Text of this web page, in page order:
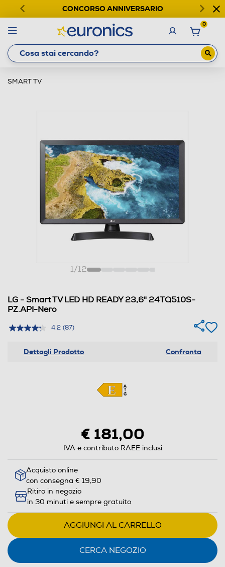
CONCORSO ANNIVERSARIO
0
SMART TV
1/12
LG - Smart TV LED HD READY 23,6" 24TQ510S-
PZ.API-Nero
4.2 (87)
Dettagli Prodotto Confronta
€ 181,00
IVA e contributo RAEE inclusi
Acquisto online
con consegna € 19,90
Ritiro in negozio
in 30 minuti e sempre gratuito
AGGIUNGI AL CARRELLO
CERCA NEGOZIO